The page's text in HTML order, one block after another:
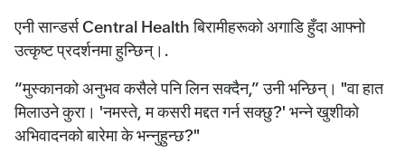
एनी सान्डर्स Central Health बिरामीहरूको अगाडि हुँदा आफ्नो
उत्कृष्ट प्रदर्शनमा हुन्छिन्।.
“मुस्कानको अनुभव कसैले पनि लिन सक्दैन,” उनी भन्छिन्। "वा हात
मिलाउने कुरा। 'नमस्ते, म कसरी मद्दत गर्न सक्छु?' भन्ने खुशीको
अभिवादनको बारेमा के भन्नुहुन्छ?"